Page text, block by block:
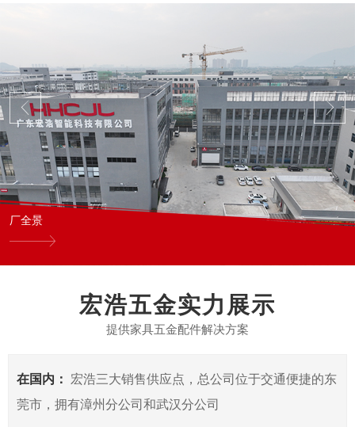
厂全景
宏浩五金实力展示
提供家具五金配件解决方案
在国内：
宏浩三大销售供应点，总公司位于交通便捷的东
莞市，拥有漳州分公司和武汉分公司